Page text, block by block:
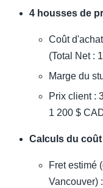
4 housses de
Coût
(Total Net :
Marge du
Prix client :
1 200 $
Calculs du
Fret estimé
Vancouver)